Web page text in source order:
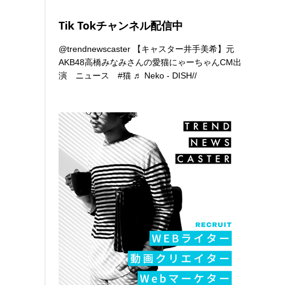
Tik Tokチャンネル配信中
@trendnewscaster 【キャスター井手美希】元
AKB48高橋みなみさんの愛猫にゃーちゃんCM出
演 ニュース#猫 ♬ Neko - DISH//